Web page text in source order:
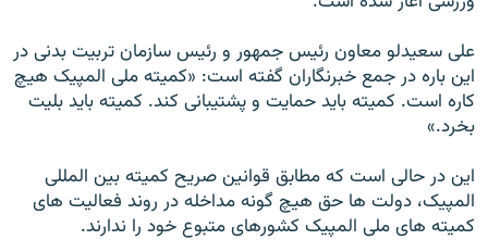
علی سعيدلو معاون رئيس جمهور و رئيس سازمان تربيت بدنی در
اين باره در جمع خبرنگاران گفته است: «کميته ملی المپيک هيچ
کاره است. کميته بايد حمايت و پشتيبانی کند. کميته بايد بليت
بخرد.»
اين در حالی است که مطابق قوانين صريح کميته بين المللی
المپيک، دولت ها حق هيچ گونه مداخله در روند فعاليت های
کميته های ملی المپيک کشورهای متبوع خود را ندارند.